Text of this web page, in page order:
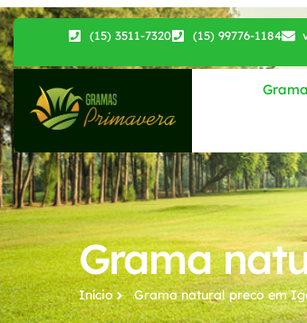
(15) 3511-7320 (15) 99776-1184
Grama
Início Grama natural preco​ em